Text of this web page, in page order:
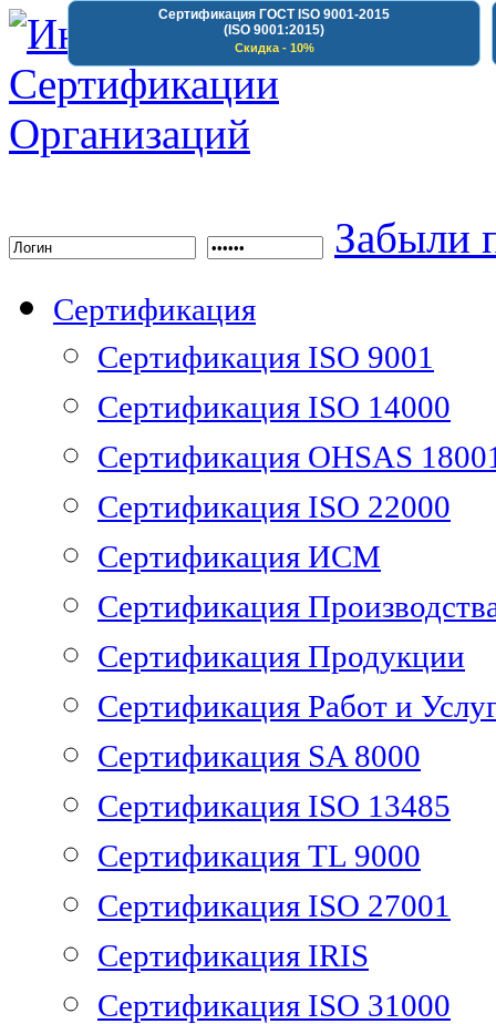
Сертификация ГОСТ ISO 9001-2015
(ISO 9001:2015)
Скидка - 10%
Забыли
Сертификация
Сертификация ISO 9001
Сертификация ISO 14000
Сертификация OHSAS
Сертификация ISO 22000
Сертификация ИСМ
Сертификация
Сертификация Продукции
Сертификация Работ и
Сертификация SA 8000
Сертификация ISO 13485
Сертификация TL 9000
Сертификация ISO 27001
Сертификация IRIS
Сертификация ISO 31000